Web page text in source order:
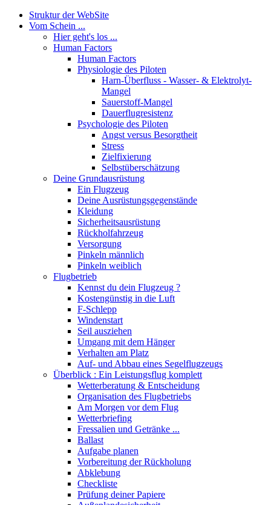
Struktur der WebSite
Vom Schein ...
Hier geht's los ...
Human Factors
Human Factors
Physiologie des Piloten
Harn-Überfluss - Wasser- & Elektrolyt-
Mangel
Sauerstoff-Mangel
Dauerflugresistenz
Psychologie des Piloten
Angst versus Besorgtheit
Stress
Zielfixierung
Selbstüberschätzung
Deine Grundausrüstung
Ein Flugzeug
Deine Ausrüstungsgegenstände
Kleidung
Sicherheitsausrüstung
Rückholfahrzeug
Versorgung
Pinkeln männlich
Pinkeln weiblich
Flugbetrieb
Kennst du dein Flugzeug ?
Kostengünstig in die Luft
F-Schlepp
Windenstart
Seil ausziehen
Umgang mit dem Hänger
Verhalten am Platz
Auf- und Abbau eines Segelflugzeugs
Überblick : Ein Leistungsflug komplett
Wetterberatung & Entscheidung
Organisation des Flugbetriebs
Am Morgen vor dem Flug
Wetterbriefing
Fressalien und Getränke ...
Ballast
Aufgabe planen
Vorbereitung der Rückholung
Abklebung
Checkliste
Prüfung deiner Papiere